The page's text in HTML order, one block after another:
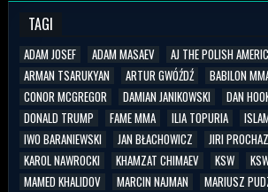
TAGI
ADAM JOSEF ADAM MASAEV
AJ THE POLISH
ARMAN TSARUKYAN
ARTUR GWÓŹDŹ BABILON
CONOR MCGREGOR
DAMIAN JANIKOWSKI DAN
DONALD TRUMP
FAME MMA ILIA TOPURIA
IWO BARANIEWSKI
JAN BŁACHOWICZ JIRI
KAROL NAWROCKI
KHAMZAT CHIMAEV KSW
MAMED KHALIDOV
MARCIN NAJMAN
MARIUSZ